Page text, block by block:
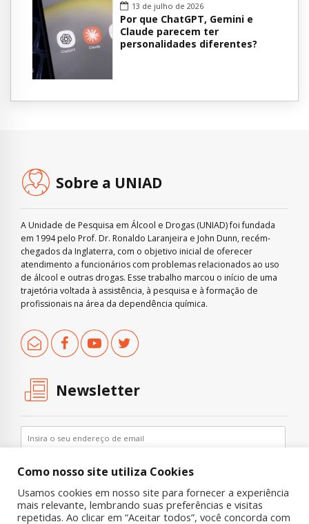
13 de julho de 2026
Por que ChatGPT, Gemini e
Claude parecem ter
personalidades diferentes?
Sobre a UNIAD
A Unidade de Pesquisa em Álcool e Drogas (UNIAD) foi fundada
em 1994 pelo Prof. Dr. Ronaldo Laranjeira e John Dunn, recém-
chegados da Inglaterra, com o objetivo inicial de oferecer
atendimento a funcionários com problemas relacionados ao uso
de álcool e outras drogas. Esse trabalho marcou o início de uma
trajetória voltada à assistência, à pesquisa e à formação de
profissionais na área da dependência química.
Newsletter
Como nosso site utiliza Cookies
Usamos cookies em nosso site para fornecer a experiência
mais relevante, lembrando suas preferências e visitas
repetidas. Ao clicar em “Aceitar todos”, você concorda com